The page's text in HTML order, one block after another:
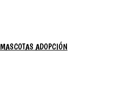
MASCOTAS ADOPCIÓN